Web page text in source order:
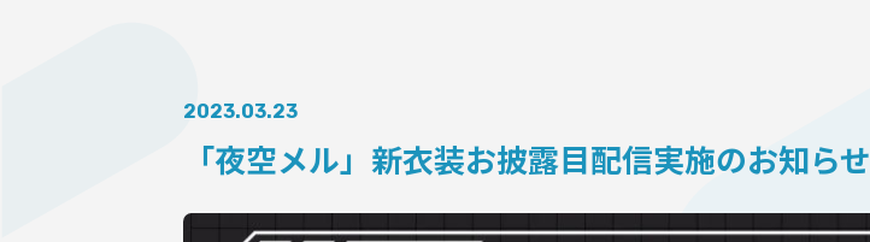
COLLABORATION
SUPPORT ADVERTISING
2023.03.23
「夜空メル」新⾐装お披露⽬配信実施のお知らせ